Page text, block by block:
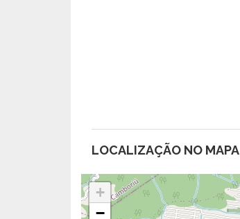
LOCALIZAÇÃO NO MAPA
+
−